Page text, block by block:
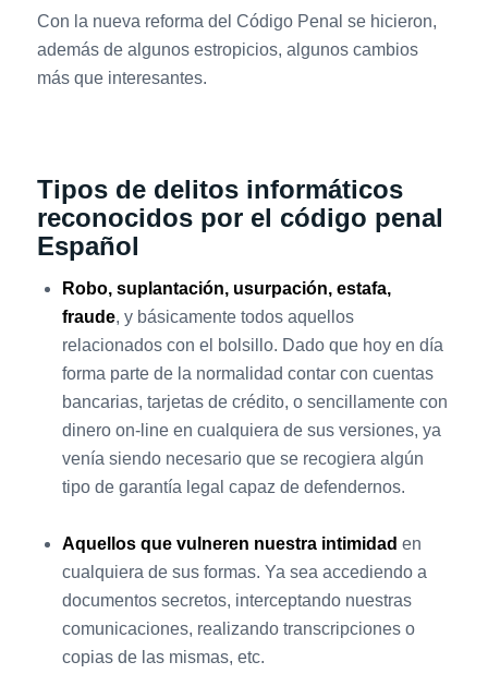
Con la nueva reforma del Código Penal se hicieron,
además de algunos estropicios, algunos cambios
más que interesantes.
Tipos de delitos informáticos
reconocidos por el código penal
Español
Robo, suplantación, usurpación, estafa,
fraude, y básicamente todos aquellos
relacionados con el bolsillo. Dado que hoy en día
forma parte de la normalidad contar con cuentas
bancarias, tarjetas de crédito, o sencillamente con
dinero on-line en cualquiera de sus versiones, ya
venía siendo necesario que se recogiera algún
tipo de garantía legal capaz de defendernos.
Aquellos que vulneren nuestra intimidad en
cualquiera de sus formas. Ya sea accediendo a
documentos secretos, interceptando nuestras
comunicaciones, realizando transcripciones o
copias de las mismas, etc.